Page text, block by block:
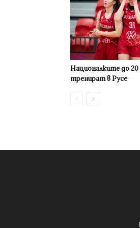
Националките до 20
тренират в Русе